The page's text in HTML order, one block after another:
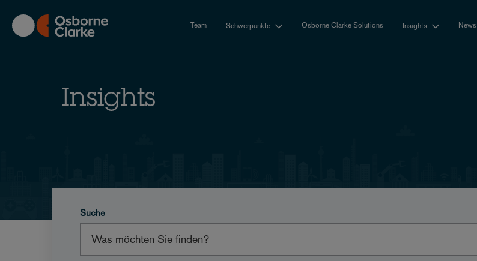
main
content
Team Schwerpunkte Osborne Clarke Solutions Insights News
Insights
Suche